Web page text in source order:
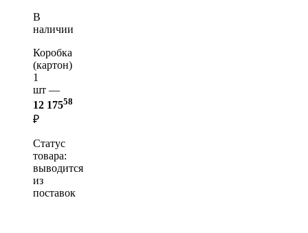
В
наличии
Коробка
(картон)
1
шт —
12 17558
₽
Статус
товара:
выводится
из
поставок